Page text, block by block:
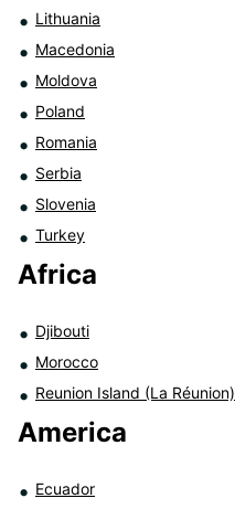
Lithuania
Macedonia
Moldova
Poland
Romania
Serbia
Slovenia
Turkey
Africa
Djibouti
Morocco
Reunion Island (La Réunion)
America
Ecuador